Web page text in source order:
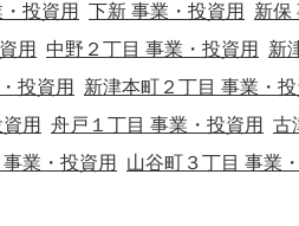
投資用 下新 事業・投資用 新保
用 中野２丁目 事業・投資用 新
投資用 新津本町２丁目 事業・投
用 舟戸１丁目 事業・投資用 古
業・投資用 山谷町３丁目 事業